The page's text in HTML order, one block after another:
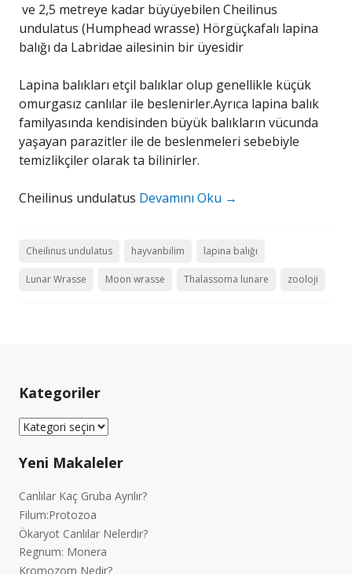
ve 2,5 metreye kadar büyüyebilen Cheilinus
undulatus (Humphead wrasse) Hörgüçkafalı lapina
balığı da Labridae ailesinin bir üyesidir
Lapina balıkları etçil balıklar olup genellikle küçük
omurgasız canlılar ile beslenirler.Ayrıca lapina balık
familyasında kendisinden büyük balıkların vücunda
yaşayan parazitler ile de beslenmeleri sebebiyle
temizlikçiler olarak ta bilinirler.
Cheilinus undulatus Devamını Oku →
Cheilinus undulatus hayvanbilim lapina balığı
Lunar Wrasse Moon wrasse Thalassoma lunare zooloji
Kategoriler
Kategoriler
Yeni Makaleler
Canlılar Kaç Gruba Ayrılır?
Filum:Protozoa
Ökaryot Canlılar Nelerdir?
Regnum: Monera
Kromozom Nedir?